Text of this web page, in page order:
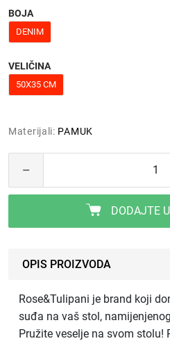
BOJA
DENIM
VELIČINA
50X35 CM
Materijali: PAMUK
DODAJTE
OPIS PROIZVODA
Rose&Tulipani je brand koji
suđa na vaš stol,
Pružite veselje na svom stolu!